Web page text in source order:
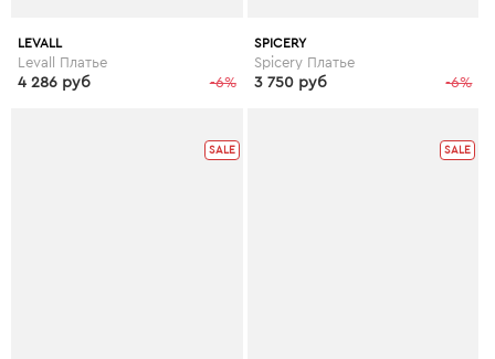
LEVALL
Levall Платье
-6%
4 286 руб
SPICERY
Spicery Платье
-6%
3 750 руб
SALE SALE